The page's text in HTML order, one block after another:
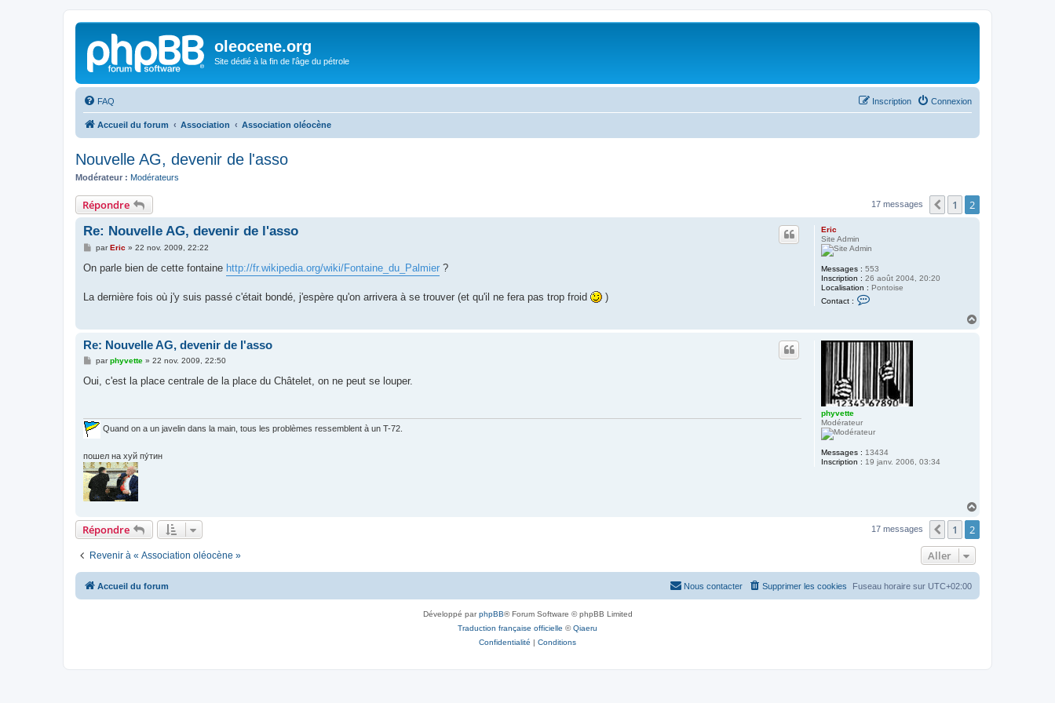
oleocene.org
Site dédié à la fin de l'âge du pétrole
FAQ Connexion
Inscription
Accueil du forum Association Association oléocène
Nouvelle AG, devenir de l'asso
Modérateur : Modérateurs
Répondre 17 messages Précédent
1 2
Eric
Site Admin
Messages : 553
Inscription : 26 août 2004, 20:20
Localisation : Pontoise
Contact :
c
e
E
i
c
Re: Nouvelle AG, devenir de l'asso
M
s
g
e
parEric » 22 nov. 2009, 22:22
On parle bien de cette fontaine http://fr.wikipedia.org/wiki/Fontaine_du_Palmier ?
La dernière fois où j'y suis passé c'était bondé, j'espère qu'on arrivera à se trouver (et qu'il ne fera pas trop froid )
phyvette
Modérateur
Messages : 13434
Inscription : 19 janv. 2006, 03:34
Re: Nouvelle AG, devenir de l'asso
M
s
parphyvette» 22 nov. 2009, 22:50
Oui, c'est la place centrale de la place du Châtelet, on ne peut se louper.
Quand on a un javelin dans la main, tous les problèmes ressemblent à un T-72.
пошел на хуй пу́тин
t
Répondre 17 messages Précédent
1 2
Revenir à « Association oléocène » Aller
Accueil du forum Fuseau horaire sur UTC+02:00
Supprimer les cookies
Nous contacter
Développé parphpBB® Forum Software © phpBB Limited
Traduction française officielle ©Qiaeru
Confidentialité | Conditions